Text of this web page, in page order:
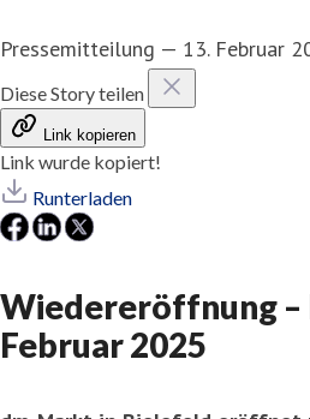
Pressemitteilung — 13. Februar
Diese Story teilen
Link kopieren
Link wurde kopiert!
Runterladen
Wiedereröffnung –
Februar 2025